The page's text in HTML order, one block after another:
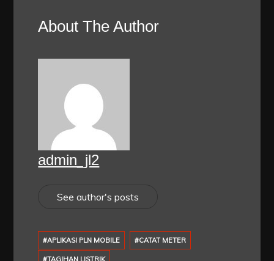
About The Author
admin_jl2
See author's posts
#APLIKASI PLN MOBILE #CATAT METER
#TAGIHAN LISTRIK